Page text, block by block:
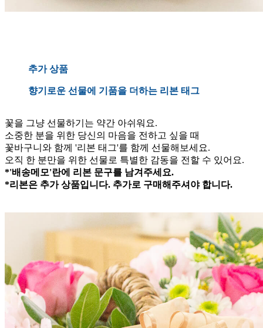
추가 상품
향기로운 선물에 기품을 더하는 리본 태그
꽃을 그냥 선물하기는 약간 아쉬워요.
소중한 분을 위한 당신의 마음을 전하고 싶을 때
꽃바구니와 함께 '리본 태그'를 함께 선물해보세요.
오직 한 분만을 위한 선물로 특별한 감동을 전할 수 있어요.
*'배송메모'란에 리본 문구를 남겨주세요.
*리본은 추가 상품입니다. 추가로 구매해주셔야 합니다.